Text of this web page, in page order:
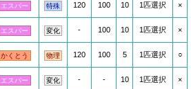
エスパー 特殊 120 100 10 1匹選択 ×
エスパー 変化 - 100 10 1匹選択 ×
かくとう 物理 120 100 5 1匹選択 ○
エスパー 変化 - - 10 1匹選択 ×